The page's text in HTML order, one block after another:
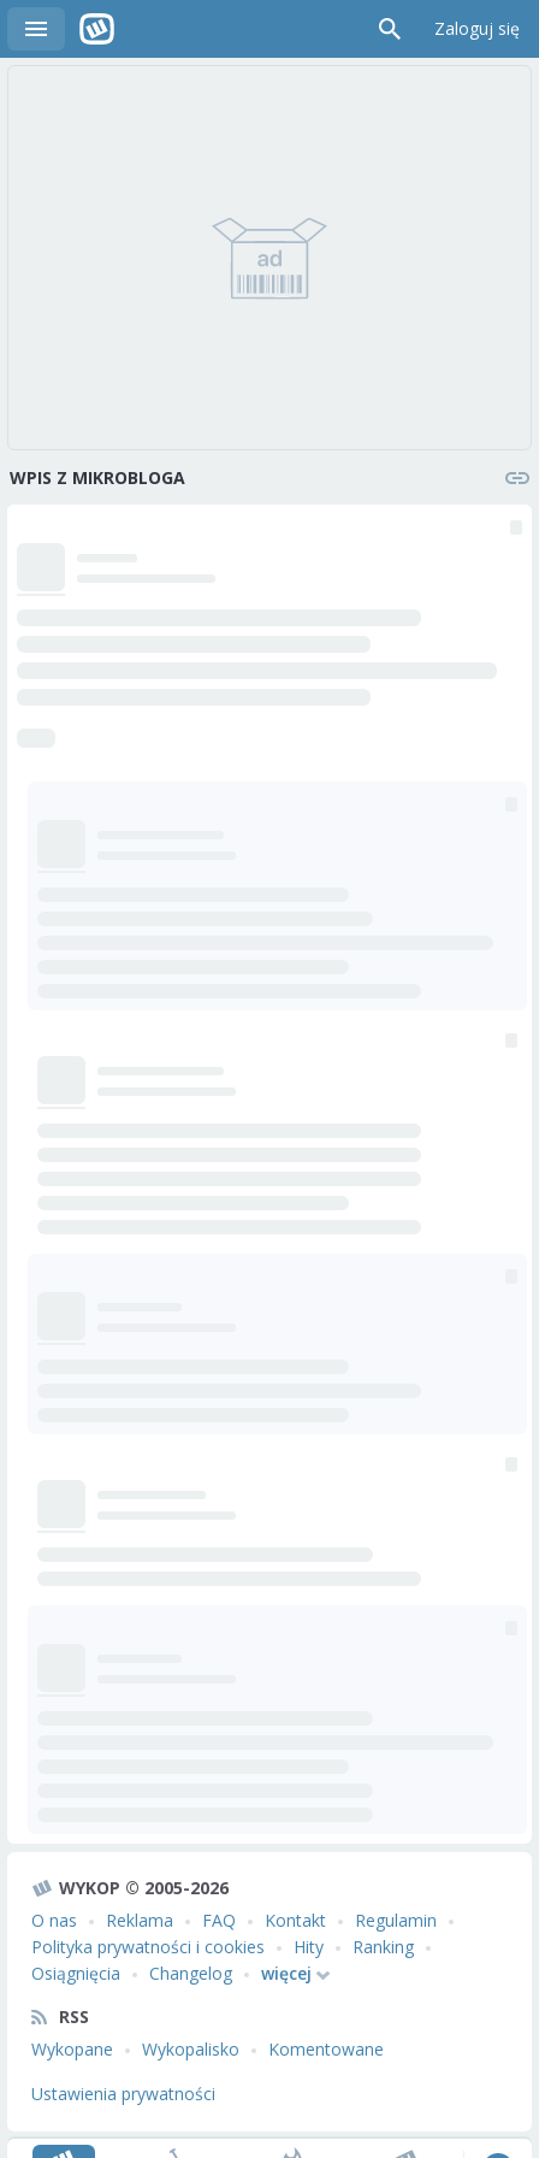
Zaloguj się
WPIS Z MIKROBLOGA
WYKOP © 2005-2026
O nas
Reklama FAQ Kontakt
Regulamin
Polityka prywatności i cookies
Hity
Ranking
Osiągnięcia
Changelog
więcej
RSS
Wykopane
Wykopalisko
Komentowane
Ustawienia prywatności